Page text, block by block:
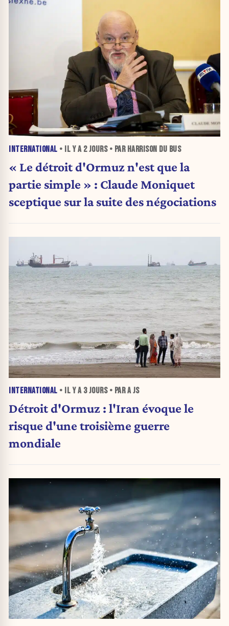
INTERNATIONAL • IL Y A 2 JOURS• PAR HARRISON DU BUS
« Le détroit d'Ormuz n'est que la
partie simple » : Claude Moniquet
sceptique sur la suite des négociations
INTERNATIONAL • IL Y A 3 JOURS• PAR A JS
Détroit d'Ormuz : l'Iran évoque le
risque d'une troisième guerre
mondiale